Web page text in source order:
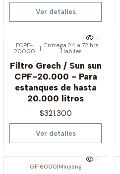
Ver detalles
Agotado
FCPF-
20000 | Entrega 24 a 72 hrs
Habiles
Filtro Grech / Sun sun
CPF-20.000 - Para
estanques de hasta
20.000 litros
$321.300
Ver detalles
GF16000|Minjiang